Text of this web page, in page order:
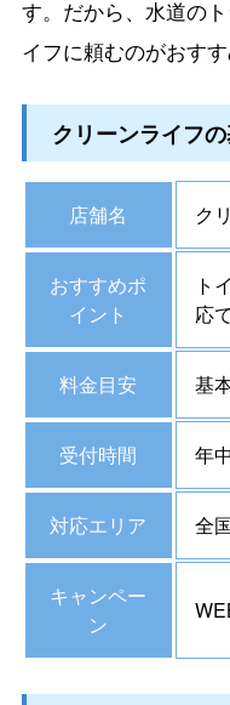
す。だから、水道の
イフに頼むのがおすす
クリーンライフ
店舗名 ク
おすすめポ
イント
ト
応
料金目安 基
受付時間 年
対応エリア 全
キャンペー
ン